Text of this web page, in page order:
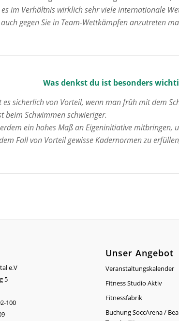
im Verhältnis wirklich sehr viele internationale
gegen Sie in Team-Wettkämpfen anzutreten
Was denkst du ist besonders
es sicherlich von Vorteil, wenn man früh mit dem
beim Schwimmen schwieriger.
ein hohes Maß an Eigeninitiative
Fall von Vorteil gewisse Kadernormen zu
e.V
5
100
Unser Angebot
Veranstaltungskalender
Fitness Studio Aktiv
Fitnessfabrik
Buchung SoccArena /